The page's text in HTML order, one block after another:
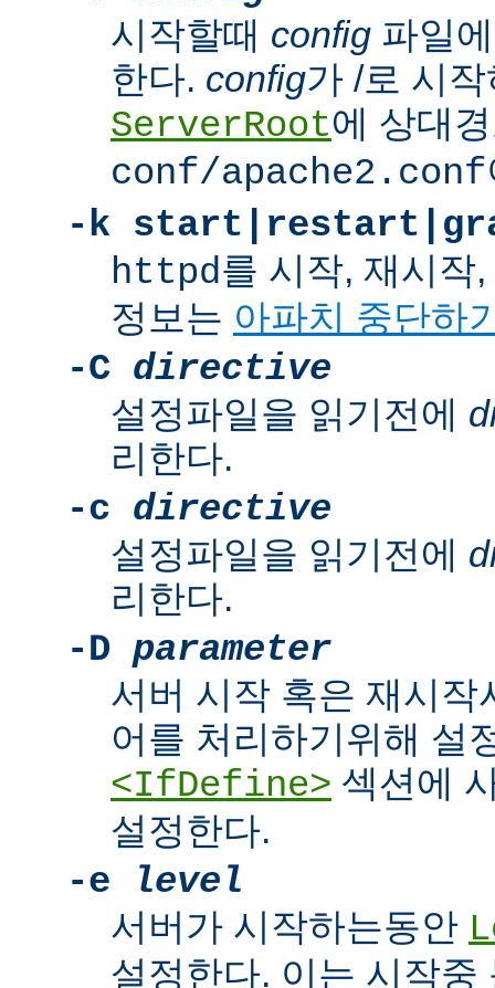
시작할때 config 파일
한다. config가 /로 시
ServerRoot에 상대
conf/apache2.conf
-k
httpd를 시작, 재시작
정보는 아파치 중단하
-C directive
설정파일을 읽기전에
리한다.
-c directive
설정파일을 읽기전에
리한다.
-D parameter
서버 시작 혹은 재시작
어를 처리하기위해 설
<IfDefine> 섹션에
설정한다.
-e
level
서버가 시작하는동안
설정한다. 이는 시작중